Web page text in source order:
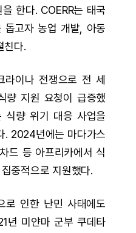
한다. COERR는 태국
돕고자 농업 개발, 아동
친다.
이나 전쟁으로 전 세
량 지원 요청이 급증했
식량 위기 대응 사업을
. 2024년에는 마다가스
드 등 아프리카에서 식
중적으로 지원했다.
로 인한 난민 사태에도
년 미얀마 군부 쿠데타